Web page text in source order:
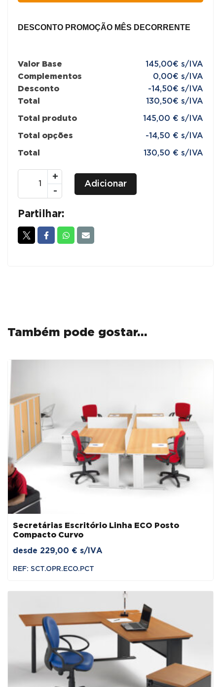
DESCONTO PROMOÇÃO MÊS DECORRENTE
Valor Base
145,00€ s/IVA
Complementos
0,00€ s/IVA
Desconto
-14,50€ s/IVA
Total
130,50€ s/IVA
Total produto 145,00 € s/IVA
Total opções -14,50 € s/IVA
Total 130,50 € s/IVA
Quantidade
Secretárias
Escritório
ECO
+
-
Adicionar
Partilhar:
Também pode gostar…
Secretárias Escritório Linha ECO Posto
Compacto Curvo
desde 229,00 € s/IVA
REF: SCT.OPR.ECO.PCT